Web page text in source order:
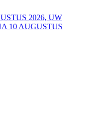
2026, UW
10 AUGUSTUS